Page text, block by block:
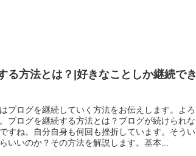
る方法とは？|好きなことしか継続でき
ブログを継続していく方法をお伝えします。よろ
ブログを継続する方法とは？ブログが続けられな
すね。自分自身も何回も挫折しています。そうい
いいのか？その方法を解説します。基本...